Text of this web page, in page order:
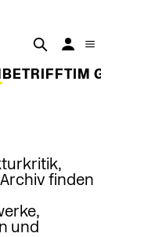
BETRIFFT IM
finden
und